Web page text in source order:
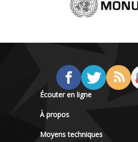
Écouter en ligne
À propos
Moyens techniques